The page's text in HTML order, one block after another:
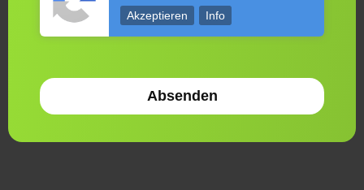
Akzeptieren Info